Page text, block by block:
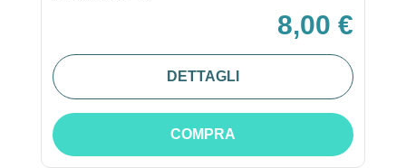
8,00 €
DETTAGLI
COMPRA